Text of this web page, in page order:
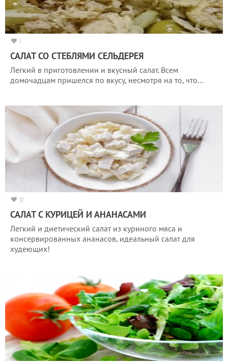
1
САЛАТ СО СТЕБЛЯМИ СЕЛЬДЕРЕЯ
Легкий в приготовлении и вкусный салат. Всем
домочадцам пришелся по вкусу, несмотря на то, что…
12
САЛАТ С КУРИЦЕЙ И АНАНАСАМИ
Легкий и диетический салат из куриного мяса и
консервированных ананасов, идеальный салат для
худеющих!